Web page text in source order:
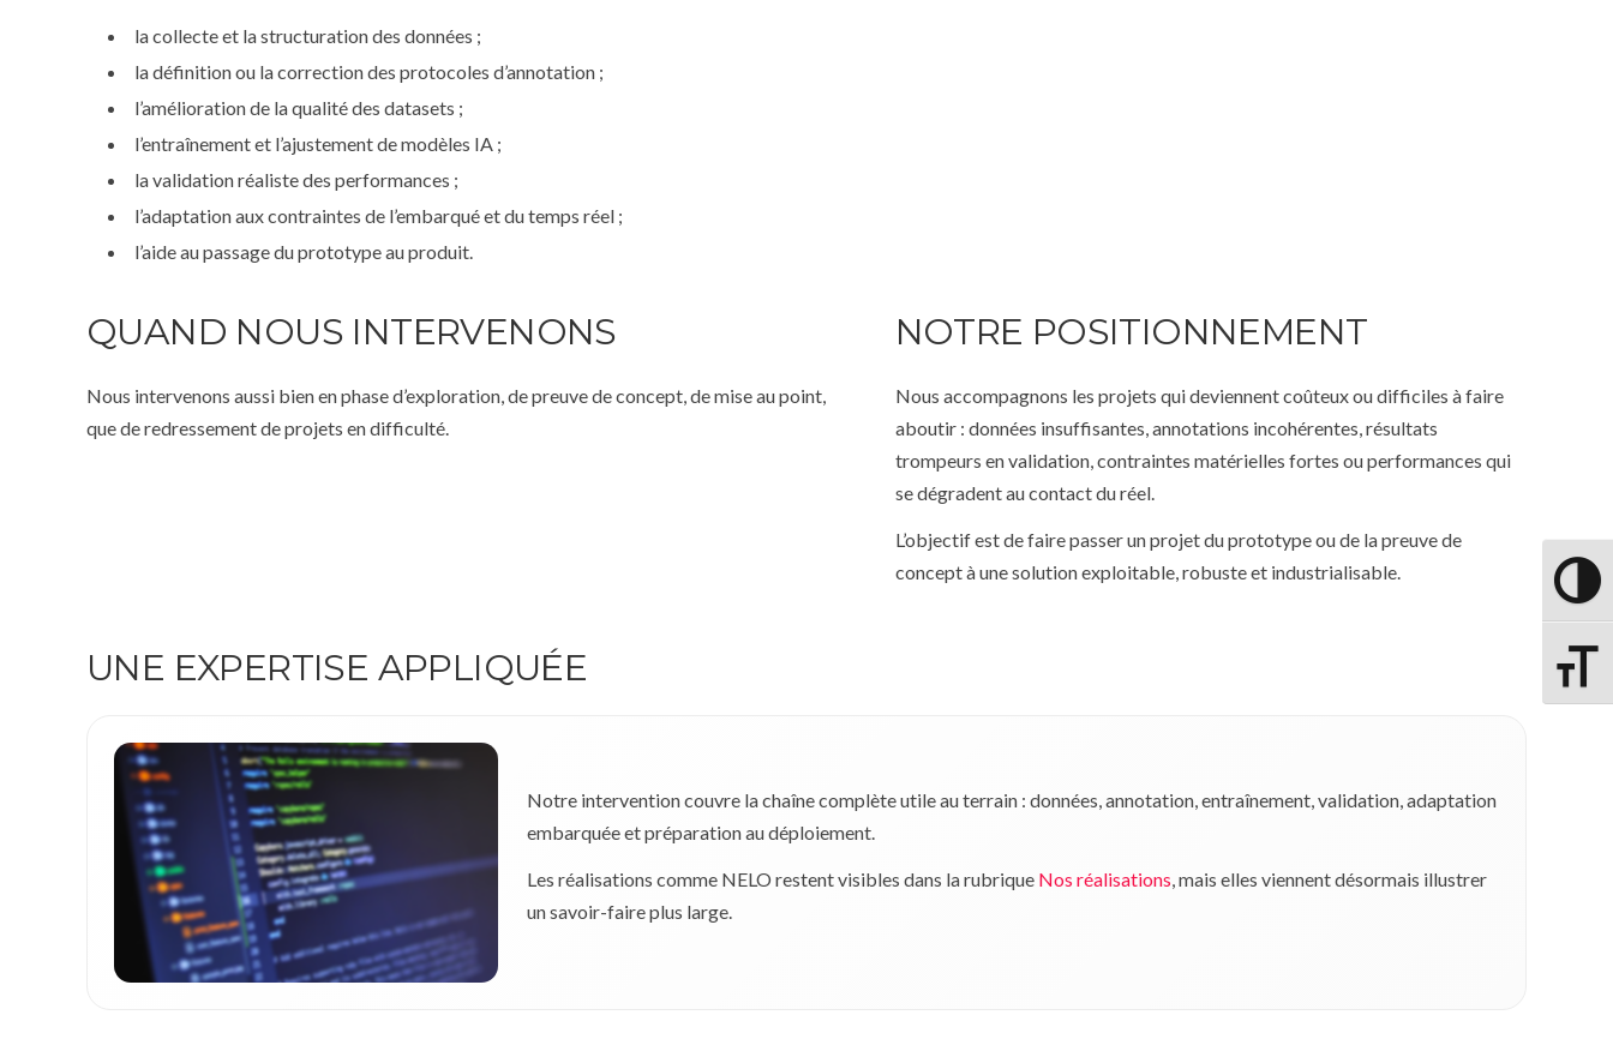
la collecte et la structuration des données ;
la définition ou la correction des protocoles d’annotation ;
l’amélioration de la qualité des datasets ;
l’entraînement et l’ajustement de modèles IA ;
la validation réaliste des performances ;
l’adaptation aux contraintes de l’embarqué et du temps réel ;
l’aide au passage du prototype au produit.
QUAND NOUS INTERVENONS
Nous intervenons aussi bien en phase d’exploration, de preuve de concept, de mise au point,
que de redressement de projets en difficulté.
NOTRE POSITIONNEMENT
Nous accompagnons les projets qui deviennent coûteux ou difficiles à faire
aboutir : données insuffisantes, annotations incohérentes, résultats
trompeurs en validation, contraintes matérielles fortes ou performances qui
se dégradent au contact du réel.
L’objectif est de faire passer un projet du prototype ou de la preuve de
concept à une solution exploitable, robuste et industrialisable.
UNE EXPERTISE APPLIQUÉE
Notre intervention couvre la chaîne complète utile au terrain : données, annotation, entraînement, validation, adaptation
embarquée et préparation au déploiement.
Les réalisations comme NELO restent visibles dans la rubrique Nos réalisations, mais elles viennent désormais illustrer
un savoir-faire plus large.